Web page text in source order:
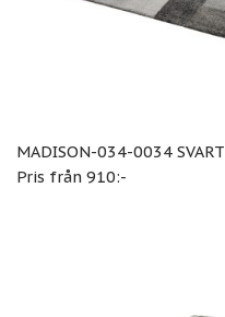
MADISON-034-0034 SVART
Pris från 910:-